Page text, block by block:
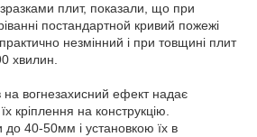
плит, показали, що при
постандартной кривий пожежі
незмінний і при товщині плит
хвилин.
вогнезахисний ефект надає
кріплення на конструкцію.
40-50мм і установкою їх в